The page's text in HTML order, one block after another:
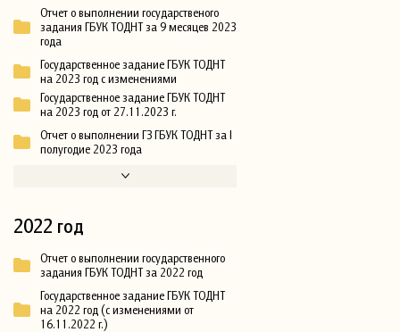
Отчет о выполнении государственого
задания ГБУК ТОДНТ за 9 месяцев 2023
года
Государственное задание ГБУК ТОДНТ
на 2023 год с изменениями
Государственное задание ГБУК ТОДНТ
на 2023 год от 27.11.2023 г.
Отчет о выполнении ГЗ ГБУК ТОДНТ за I
полугодие 2023 года
2022 год
Отчет о выполнении государственного
задания ГБУК ТОДНТ за 2022 год
Государственное задание ГБУК ТОДНТ
на 2022 год (с изменениями от
16.11.2022 г.)